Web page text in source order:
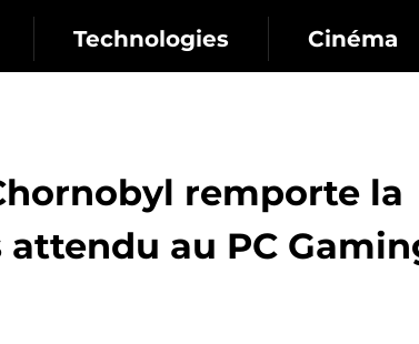
Technologies Cinéma
remporte la
au PC